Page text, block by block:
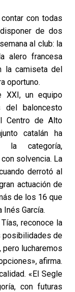
con todas
de dos
al club: la
alero francesa
la camiseta del
oportuno.
un equipo
del baloncesto
Centro de Alto
catalán ha
la categoría,
solvencia. La
derrotó al
actuación de
de los 16 que
Inés García.
reconoce la
posibilidades de
pero lucharemos
afirma.
«El Segle
con futuras